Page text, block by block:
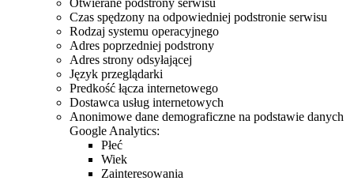
Czas spędzony na odpowiedniej podstronie serwisu
Rodzaj systemu operacyjnego
Adres poprzedniej podstrony
Adres strony odsyłającej
Język przeglądarki
Predkość łącza internetowego
Dostawca usług internetowych
Anonimowe dane demograficzne na podstawie danych
Google Analytics:
Płeć
Wiek
Zainteresowania